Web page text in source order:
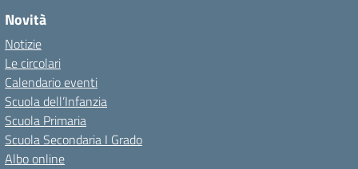
Novità
Notizie
Le circolari
Calendario eventi
Scuola dell’Infanzia
Scuola Primaria
Scuola Secondaria I Grado
Albo online